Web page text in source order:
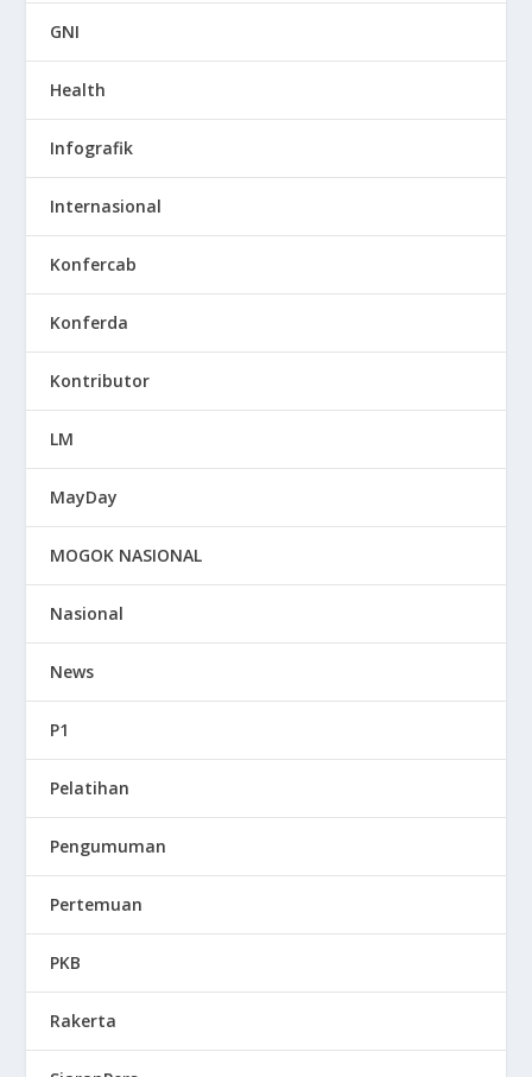
GNI
Health
Infografik
Internasional
Konfercab
Konferda
Kontributor
LM
MayDay
MOGOK NASIONAL
Nasional
News
P1
Pelatihan
Pengumuman
Pertemuan
PKB
Rakerta